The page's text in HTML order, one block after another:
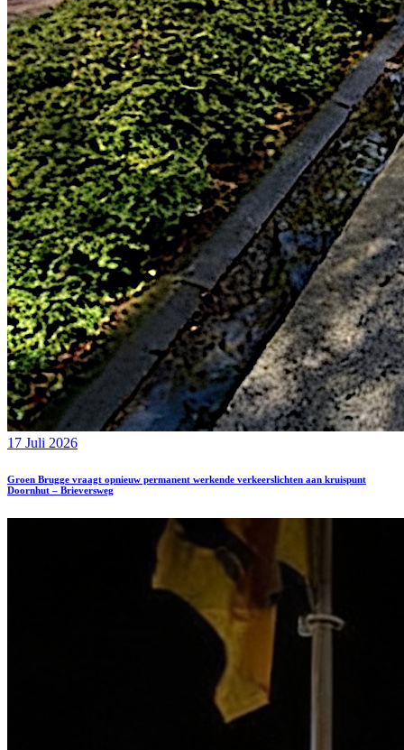
17 Juli 2026
Groen Brugge vraagt opnieuw permanent werkende verkeerslichten aan kruispunt
Doornhut – Brieversweg